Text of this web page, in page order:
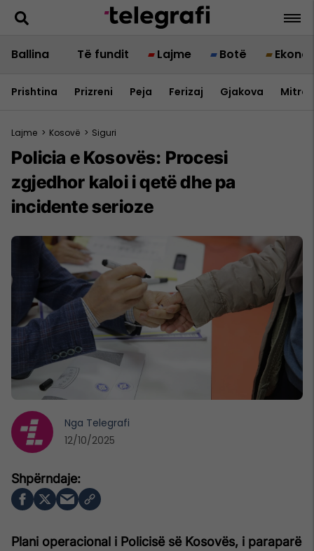
Ballina Të fundit Lajme Botë
Prishtina Prizreni Peja Ferizaj Gjakova
Lajme > Kosovë > Siguri
Policia e Kosovës: Procesi
zgjedhor kaloi i qetë dhe pa
incidente serioze
Plani operacional i Policisë së Kosovës, i paraparë
Nga Telegrafi
12/10/2025